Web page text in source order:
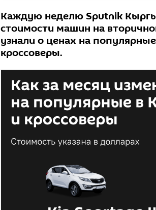
Каждую неделю Sputnik
стоимости машин на
узнали о ценах на
кроссоверы.